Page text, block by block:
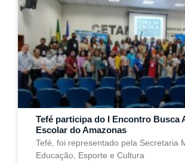
Tefé participa do I Encontro Busca
Escolar do Amazonas
Tefé, foi representado pela Secretaria
Educação, Esporte e Cultura